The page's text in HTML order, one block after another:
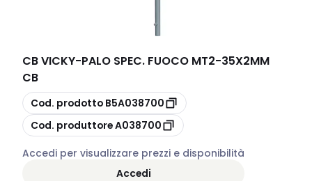
CB VICKY-PALO SPEC. FUOCO MT2-35X2MM
CB
copia
Cod. prodotto B5A038700
copia
Cod. produttoreA038700
Accedi per visualizzare prezzi e disponibilità
Accedi